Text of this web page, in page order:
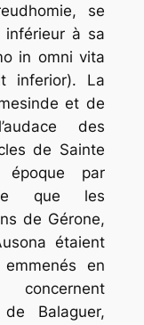
se
à sa
in omni vita
inferior). La
et de
des
de Sainte
par
que les
de Gérone,
étaient
en
Balaguer,